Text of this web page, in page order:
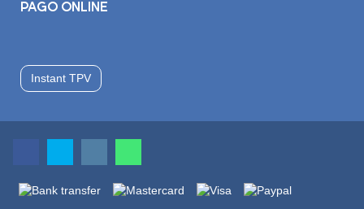
PAGO ONLINE
Instant TPV